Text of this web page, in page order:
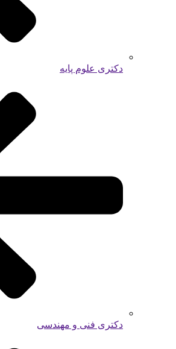
دکتری علوم پایه
دکتری فنی و مهندسی